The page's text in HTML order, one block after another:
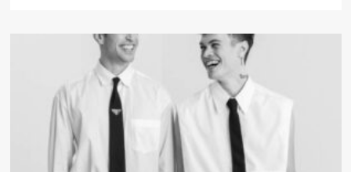
Gianni
Morandi
Sanremo-
Festival